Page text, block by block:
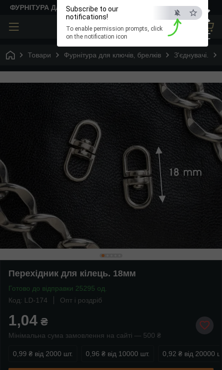
×
ESC
Subscribe to our
notifications!
To enable permission prompts, click
on the notification icon
ФУРНІТУРА ДЛЯ ТВОРЧОСТІ
Товари Фурнітура для ключів, брелків З'єднувачі.
Перехідник для кілець. 18мм
Готово до відправки 25295 од.
Код: LD-174
Опт і роздріб
1,04 ₴
Мінімальна сума замовлення на сайті — 500 ₴
0,99 ₴ від 2000 шт. 0,96 ₴ від 10000 шт. 0,92 ₴ від 20000